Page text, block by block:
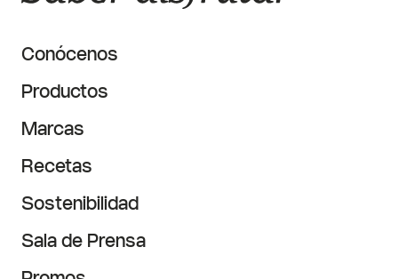
Conócenos
Productos
Marcas
Recetas
Sostenibilidad
Sala de Prensa